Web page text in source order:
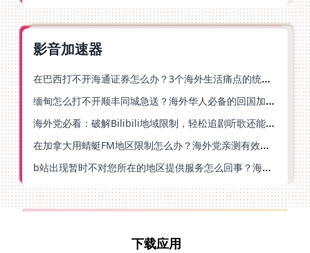
影音加速器
在巴西打不开海通证券怎么办？3个海外生活痛点的统一解决方案
缅甸怎么打不开顺丰同城急送？海外华人必备的回国加速指南（附B站会员游戏解决方案）
海外党必看：破解Bilibili地域限制，轻松追剧听歌还能流畅理财的实用指南
在加拿大用蜻蜓FM地区限制怎么办？海外党亲测有效的回国加速方案
b站出现暂时不对您所在的地区提供服务怎么回事？海外党亲测有效的回国加速方案
下载应用